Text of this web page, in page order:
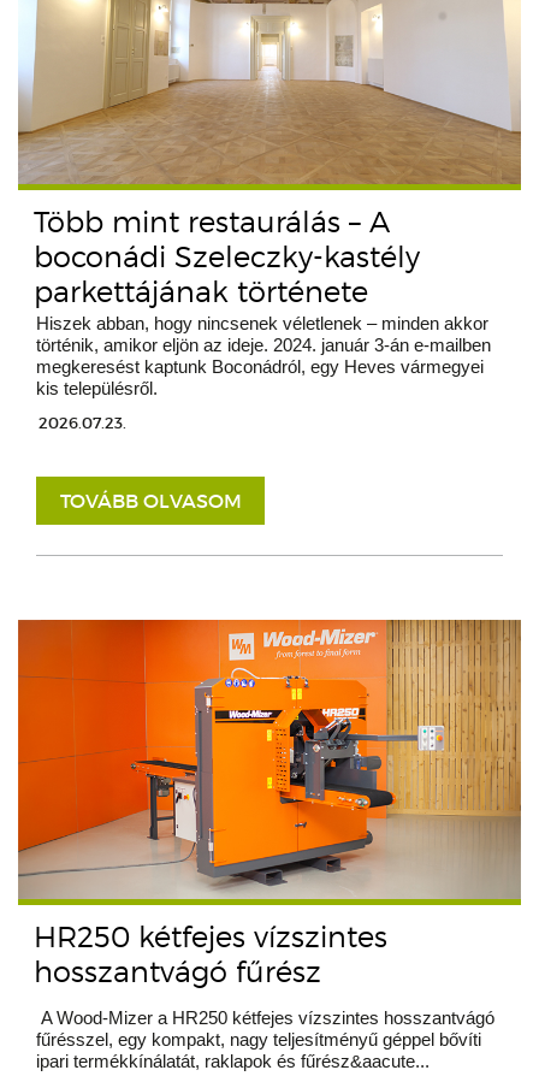
Több mint restaurálás – A
boconádi Szeleczky-kastély
parkettájának története
Hiszek abban, hogy nincsenek véletlenek – minden akkor
történik, amikor eljön az ideje. 2024. január 3-án e-mailben
megkeresést kaptunk Boconádról, egy Heves vármegyei
kis településről.
2026.07.23.
TOVÁBB OLVASOM
HR250 kétfejes vízszintes
hosszantvágó fűrész
A Wood-Mizer a HR250 kétfejes vízszintes hosszantvágó
fűrésszel, egy kompakt, nagy teljesítményű géppel bővíti
ipari termékkínálatát, raklapok és fűrész&aacute...